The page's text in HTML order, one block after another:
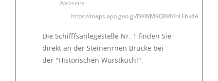
Webseite
https://maps.app.goo.gl/DKWM9QRKf4hLEhk4A
Die Schifffsanlegestelle Nr. 1 finden Sie
direkt an der Steinenrnen Brücke bei
der "Historischen Wurstkuchl".